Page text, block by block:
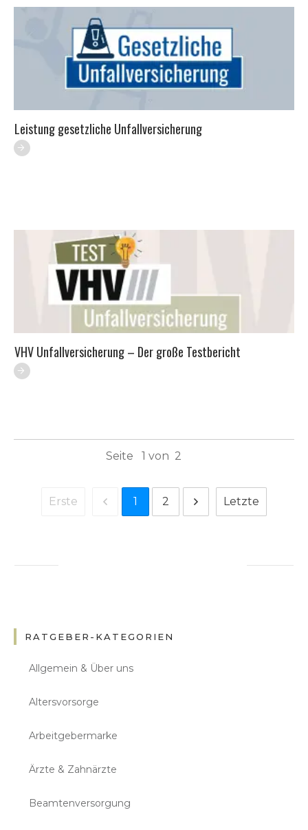
Leistung gesetzliche Unfallversicherung
VHV Unfallversicherung – Der große Testbericht
Seite 1 von 2
Erste 1 2 Letzte
RATGEBER-KATEGORIEN
Allgemein & Über uns
Altersvorsorge
Arbeitgebermarke
Ärzte & Zahnärzte
Beamtenversorgung